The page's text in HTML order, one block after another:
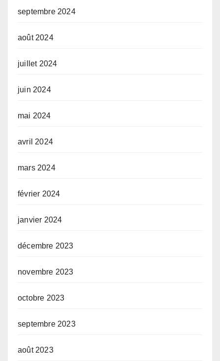
septembre 2024
août 2024
juillet 2024
juin 2024
mai 2024
avril 2024
mars 2024
février 2024
janvier 2024
décembre 2023
novembre 2023
octobre 2023
septembre 2023
août 2023